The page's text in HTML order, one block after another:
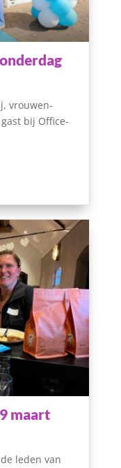
vrouwen-
bij Office-
maart
leden van